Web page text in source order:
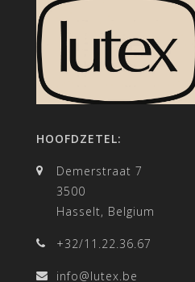
HOOFDZETEL:
Demerstraat 7
3500
Hasselt, Belgium
+32/11.22.36.67
info@lutex.be